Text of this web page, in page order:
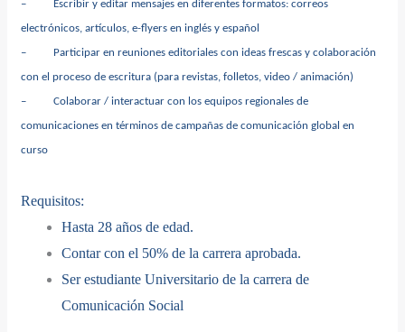
– Escribir y editar mensajes en diferentes formatos: correos
electrónicos, artículos, e-flyers en inglés y español
– Participar en reuniones editoriales con ideas frescas y colaboración
con el proceso de escritura (para revistas, folletos, video / animación)
– Colaborar / interactuar con los equipos regionales de
comunicaciones en términos de campañas de comunicación global en
curso
Requisitos:
Hasta 28 años de edad.
Contar con el 50% de la carrera aprobada.
Ser estudiante Universitario de la carrera de
Comunicación Social